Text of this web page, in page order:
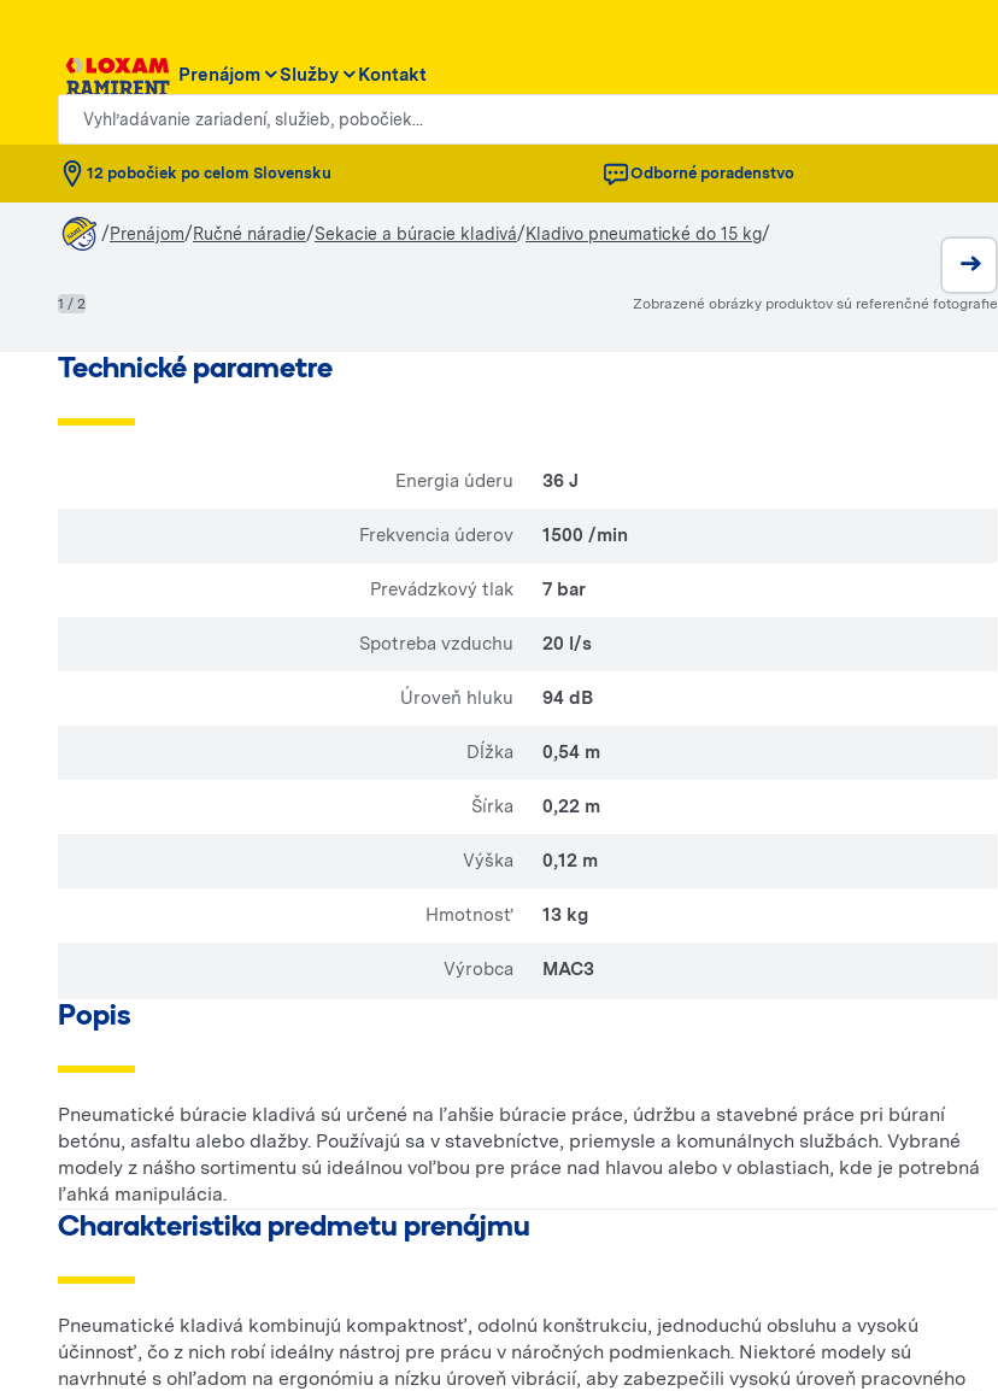
Prenájom Služby Kontakt
Vyhľadávanie zariadení, služieb, pobočiek...
12 pobočiek po celom Slovensku Odborné poradenstvo
/Prenájom/Ručné náradie/Sekacie a búracie kladivá/Kladivo pneumatické do 15 kg/
1 / 2 Zobrazené obrázky produktov sú referenčné fotografie
Technické parametre
Energia úderu 36 J
Frekvencia úderov 1500 /min
Prevádzkový tlak 7 bar
Spotreba vzduchu 20 l/s
Úroveň hluku 94 dB
Dĺžka 0,54 m
Šírka 0,22 m
Výška 0,12 m
Hmotnosť 13 kg
Výrobca MAC3
Popis
Pneumatické búracie kladivá sú určené na ľahšie búracie práce, údržbu a stavebné práce pri búraní
betónu, asfaltu alebo dlažby. Používajú sa v stavebníctve, priemysle a komunálnych službách. Vybrané
modely z nášho sortimentu sú ideálnou voľbou pre práce nad hlavou alebo v oblastiach, kde je potrebná
ľahká manipulácia.
Charakteristika predmetu prenájmu
Pneumatické kladivá kombinujú kompaktnosť, odolnú konštrukciu, jednoduchú obsluhu a vysokú
účinnosť, čo z nich robí ideálny nástroj pre prácu v náročných podmienkach. Niektoré modely sú
navrhnuté s ohľadom na ergonómiu a nízku úroveň vibrácií, aby zabezpečili vysokú úroveň pracovného